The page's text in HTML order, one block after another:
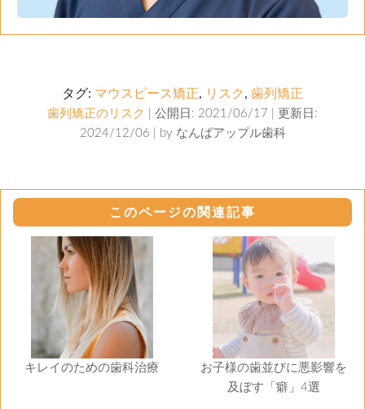
タグ: マウスピース矯正, リスク , 歯列矯正
歯列矯正のリスク
| 公開日: 2021/06/17 | 更新日:
2024/12/06 | by なんばアップル歯科
このページの関連記事
キレイのための歯科治療
お子様の歯並びに悪影響を
及ぼす「癖」4選